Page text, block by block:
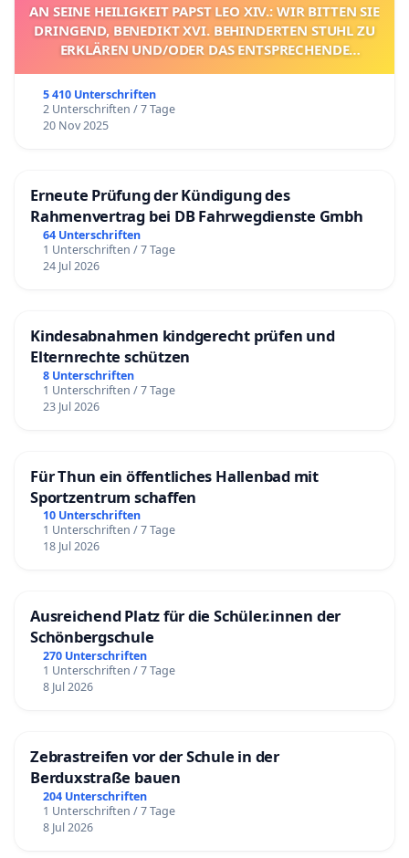
AN SEINE HEILIGKEIT PAPST LEO XIV.: WIR BITTEN SIE
DRINGEND, BENEDIKT XVI. BEHINDERTEN STUHL ZU
ERKLÄREN UND/ODER DAS ENTSPRECHENDE
5 410 Unterschriften
2 Unterschriften / 7 Tage
20 Nov 2025
Erneute Prüfung der Kündigung des
Rahmenvertrag bei DB Fahrwegdienste Gmbh
64 Unterschriften
1 Unterschriften / 7 Tage
24 Jul 2026
Kindesabnahmen kindgerecht prüfen und
Elternrechte schützen
8 Unterschriften
1 Unterschriften / 7 Tage
23 Jul 2026
Für Thun ein öffentliches Hallenbad mit
Sportzentrum schaffen
10 Unterschriften
1 Unterschriften / 7 Tage
18 Jul 2026
Ausreichend Platz für die Schüler.innen der
Schönbergschule
270 Unterschriften
1 Unterschriften / 7 Tage
8 Jul 2026
Zebrastreifen vor der Schule in der
Berduxstraße bauen
204 Unterschriften
1 Unterschriften / 7 Tage
8 Jul 2026